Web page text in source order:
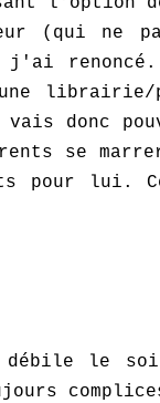
(qui ne
j'ai
librairie/
donc
se
pour lui.
le